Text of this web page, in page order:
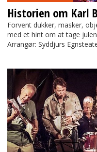
Historien om Karl
Forvent dukker, masker,
med et hint om at tage
Arrangør: Syddjurs
Grarup Allstars